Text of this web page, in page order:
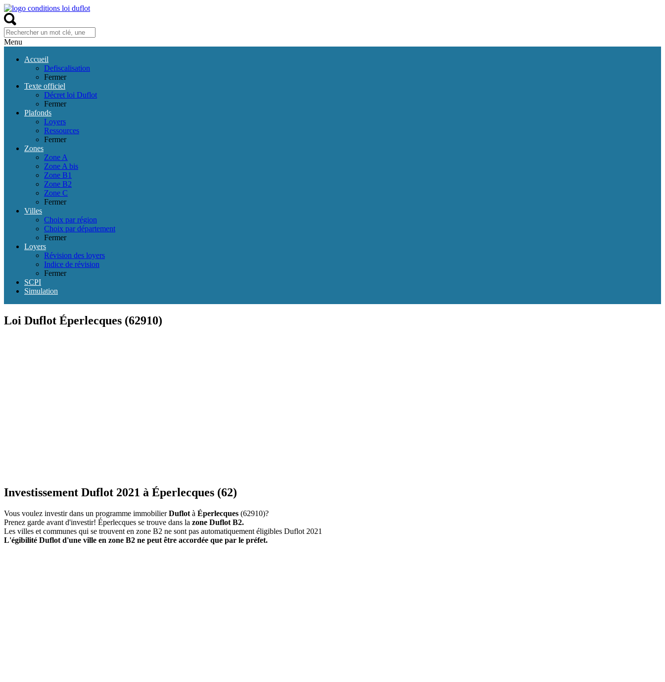
Menu
Accueil
Defiscalisation
Fermer
Texte officiel
Décret loi Duflot
Fermer
Plafonds
Loyers
Ressources
Fermer
Zones
Zone A
Zone A bis
Zone B1
Zone B2
Zone C
Fermer
Villes
Choix par région
Choix par département
Fermer
Loyers
Révision des loyers
Indice de révision
Fermer
SCPI
Simulation
Loi Duflot Éperlecques (62910)
Investissement Duflot 2021 à Éperlecques (62)
Vous voulez investir dans un programme immobilierDuflot à Éperlecques (62910)?
Prenez garde avant d'investir! Éperlecques se trouve dans la zone Duflot B2.
Les villes et communes qui se trouvent en zone B2 ne sont pas automatiquement éligibles Duflot 2021
L'égibilité Duflot d'une ville en zone B2 ne peut être accordée que par le préfet.